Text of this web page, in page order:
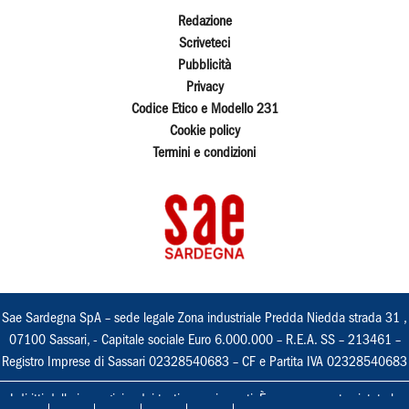
Redazione
Scriveteci
Pubblicità
Privacy
Codice Etico e Modello 231
Cookie policy
Termini e condizioni
Sae Sardegna SpA – sede legale Zona industriale Predda Niedda strada 31 ,
07100 Sassari, - Capitale sociale Euro 6.000.000 – R.E.A. SS – 213461 –
Registro Imprese di Sassari 02328540683 – CF e Partita IVA 02328540683
I diritti delle immagini e dei testi sono riservati. È espressamente vietata la